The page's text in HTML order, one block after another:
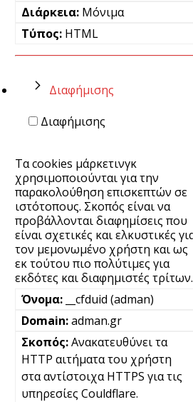
Μόνιμα
HTML
Διαφήμισης
Διαφήμισης
Τα cookies μάρκετινγκ
χρησιμοποιούνται για την
παρακολούθηση επισκεπτών σε
ιστότοπους. Σκοπός είναι να
προβάλλονται διαφημίσεις που
είναι σχετικές και ελκυστικές
τον μεμονωμένο χρήστη και ως
εκ τούτου πιο πολύτιμες για
εκδότες και διαφημιστές τρίτων.
__cfduid (adman)
adman.gr
Ανακατευθύνει τα
HTTP αιτήματα του χρήστη
στα αντίστοιχα HTTPS για τις
υπηρεσίες Couldflare.